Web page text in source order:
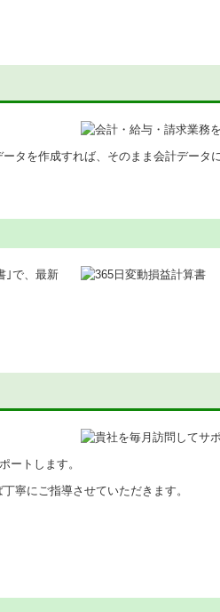
タを作成すれば、そのまま会計データ
｣で、最新
ートします。
寧にご指導させていただきます。